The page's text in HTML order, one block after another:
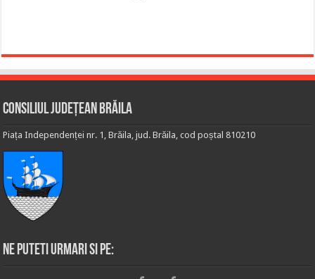
Consiliul Județean Brăila
Piața Independenței nr. 1, Brăila, jud. Brăila, cod poștal 810210
Ne puteti urmari si pe: